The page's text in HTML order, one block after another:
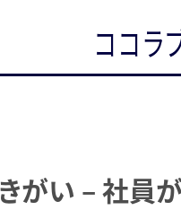
ココラ
がい – 社員